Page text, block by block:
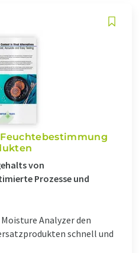
von
Prozesse und
Analyzer den
schnell und